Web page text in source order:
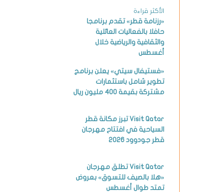
الأكثر قراءة
«رزنامة قطر» تقدم برنامجا
حافلا بالفعاليات العائلية
والثقافية والرياضية خلال
أغسطس
«فستيفال سيتي» يعلن برنامج
تطوير شامل باستثمارات
مشتركة بقيمة 400 مليون ريال
Visit Qatar تبرز مكانة قطر
السياحية في افتتاح مهرجان
قطر جودوود 2026
Visit Qatar تطلق مهرجان
«هلا بالصيف للتسوق» بعروض
تمتد طوال أغسطس